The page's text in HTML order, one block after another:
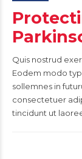
Quis nostrud
Eodem modo
sollemnes in
consectetuer
tincidunt ut